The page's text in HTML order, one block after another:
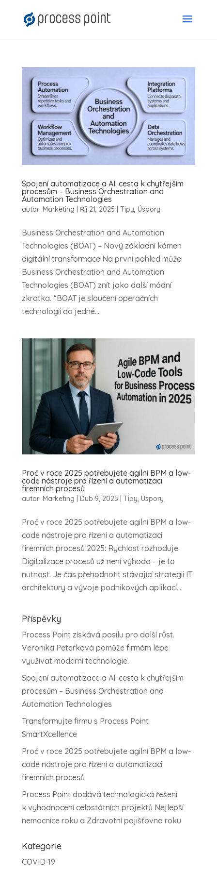
Spojení automatizace a AI: cesta k chytřejším
procesům – Business Orchestration and
Automation Technologies
autor: Marketing Říj 21, 2025 Tipy Úspory
Business Orchestration and Automation
Technologies (BOAT) – Nový základní kámen
digitální transformace Na první pohled může
Business Orchestration and Automation
Technologies (BOAT) znít jako další módní
zkratka. “BOAT je sloučení operačních
technologií do jedné...
Proč v roce 2025 potřebujete agilní BPM a low-
code nástroje pro řízení a automatizaci
firemních procesů
autor: Marketing Dub 9, 2025 Tipy, Úspory
Proč v roce 2025 potřebujete agilní BPM a low-
code nástroje pro řízení a automatizaci
firemních procesů 2025: Rychlost rozhoduje.
Digitalizace procesů už není výhoda – je to
nutnost. Je čas přehodnotit stávající strategii IT
architektury a vývoje podnikových aplikací....
Příspěvky
Process Point získává posilu pro další růst.
Veronika Peterková pomůže firmám lépe
využívat moderní technologie.
Spojení automatizace a AI: cesta k chytřejším
procesům – Business Orchestration and
Automation Technologies
Transformujte firmu s Process Point
SmartXcellence
Proč v roce 2025 potřebujete agilní BPM a low-
code nástroje pro řízení a automatizaci
firemních procesů
Process Point dodává technologická řešení
k vyhodnocení celostátních projektů Nejlepší
nemocnice roku a Zdravotní pojišťovna roku
Kategorie
COVID-19